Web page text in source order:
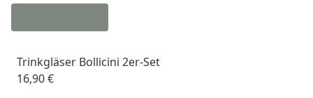
Trinkgläser Bollicini 2er-Set
16,90 €